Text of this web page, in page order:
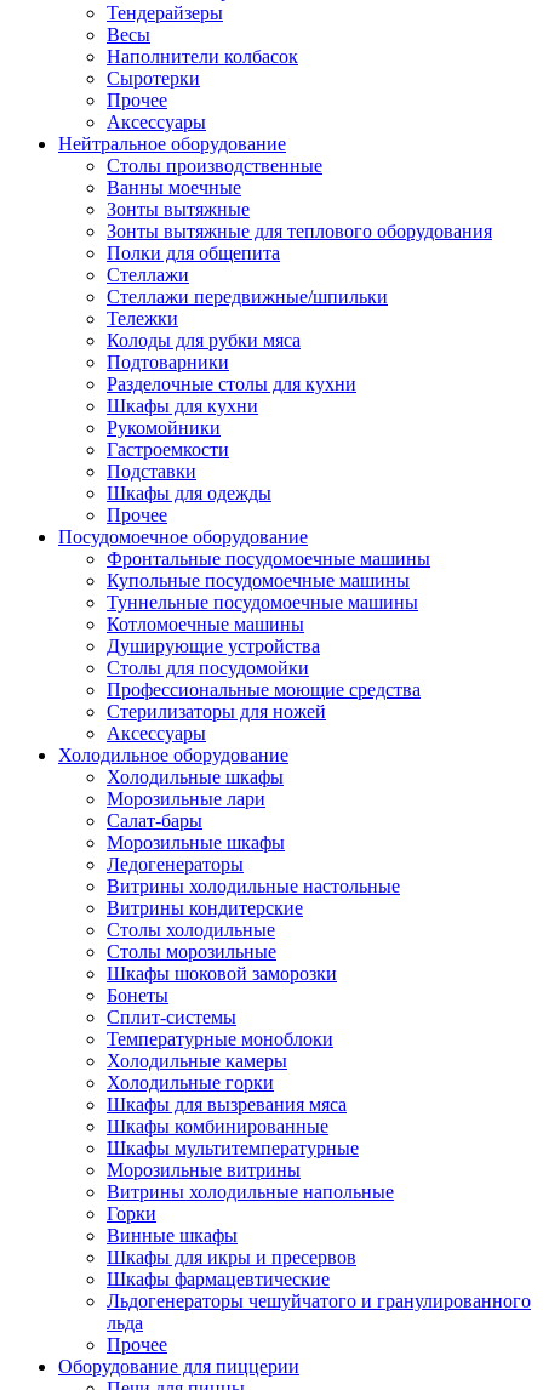
Тендерайзеры
Весы
Наполнители колбасок
Сыротерки
Прочее
Аксессуары
Нейтральное оборудование
Столы производственные
Ванны моечные
Зонты вытяжные
Зонты вытяжные для теплового оборудования
Полки для общепита
Стеллажи
Стеллажи передвижные/шпильки
Тележки
Колоды для рубки мяса
Подтоварники
Разделочные столы для кухни
Шкафы для кухни
Рукомойники
Гастроемкости
Подставки
Шкафы для одежды
Прочее
Посудомоечное оборудование
Фронтальные посудомоечные машины
Купольные посудомоечные машины
Туннельные посудомоечные машины
Котломоечные машины
Душирующие устройства
Столы для посудомойки
Профессиональные моющие средства
Стерилизаторы для ножей
Аксессуары
Холодильное оборудование
Холодильные шкафы
Морозильные лари
Салат-бары
Морозильные шкафы
Ледогенераторы
Витрины холодильные настольные
Витрины кондитерские
Столы холодильные
Столы морозильные
Шкафы шоковой заморозки
Бонеты
Сплит-системы
Температурные моноблоки
Холодильные камеры
Холодильные горки
Шкафы для вызревания мяса
Шкафы комбинированные
Шкафы мультитемпературные
Морозильные витрины
Витрины холодильные напольные
Горки
Винные шкафы
Шкафы для икры и пресервов
Шкафы фармацевтические
Льдогенераторы чешуйчатого и гранулированного
льда
Прочее
Оборудование для пиццерии